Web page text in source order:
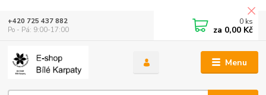
Menu
+420 725 437 882
Po - Pá: 9:00-17:00
0 ks
za 0,00 Kč